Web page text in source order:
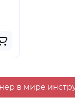
в мире